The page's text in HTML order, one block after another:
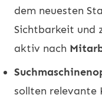
dem neuesten
Sichtbarkeit und
aktiv nach
sollten relevante